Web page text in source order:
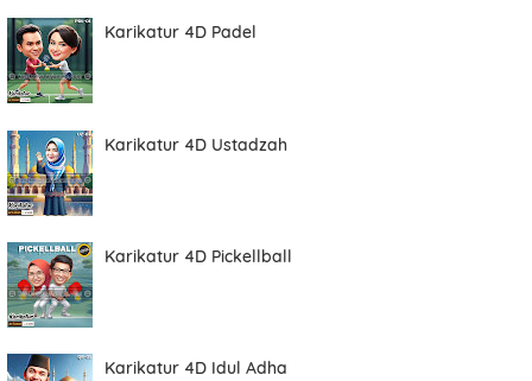
Karikatur 4D Padel
Karikatur 4D Ustadzah
Karikatur 4D Pickellball
Karikatur 4D Idul Adha